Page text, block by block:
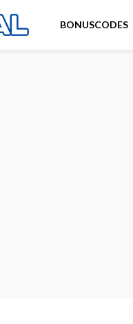
BONUSCODES